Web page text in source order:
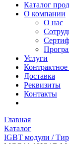
Каталог
О компании
О нас
Услуги
Доставка
Реквизиты
Контакты
Главная
Каталог
IGBT модули /